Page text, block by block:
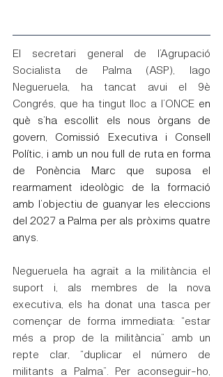
El secretari general de l’Agrupació
Socialista de Palma (ASP), Iago
Negueruela, ha tancat avui el 9è
Congrés, que ha tingut lloc a l’ONCE en
què s’ha escollit els nous òrgans de
govern, Comissió Executiva i Consell
Polític, i amb un nou full de ruta en forma
de Ponència Marc que suposa el
rearmament ideològic de la formació
amb l’objectiu de guanyar les eleccions
del 2027 a Palma per als pròxims quatre
anys.
Negueruela ha agraït a la militància el
suport i, als membres de la nova
executiva, els ha donat una tasca per
començar de forma immediata: “estar
més a prop de la militància” amb un
repte clar, “duplicar el número de
militants a Palma”. Per aconseguir-ho,